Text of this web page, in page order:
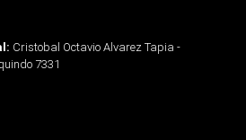
Cristobal Octavio Alvarez Tapia -
7331